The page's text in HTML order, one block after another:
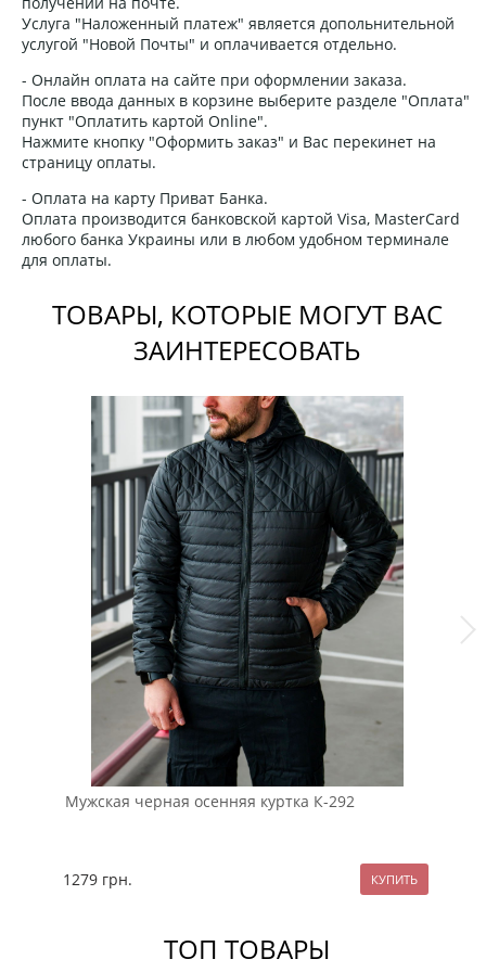
Услуга "Наложенный платеж" является допольнительной
услугой "Новой Почты" и оплачивается отдельно.
- Онлайн оплата на сайте при оформлении заказа.
После ввода данных в корзине выберите разделе "Оплата"
пункт "Оплатить картой Online".
Нажмите кнопку "Оформить заказ" и Вас перекинет на
страницу оплаты.
- Оплата на карту Приват Банка.
Оплата производится банковской картой Visa, MasterCard
любого банка Украины или в любом удобном терминале
для оплаты.
ТОВАРЫ, КОТОРЫЕ МОГУТ ВАС
ЗАИНТЕРЕСОВАТЬ
Мужская черная осенняя куртка К-292
1279 грн.
ТОП ТОВАРЫ